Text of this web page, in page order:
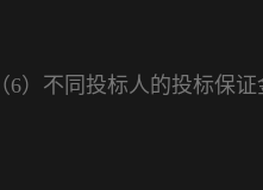
（6）不同投标人的投标保